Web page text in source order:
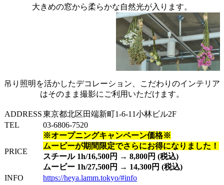
大きめの窓から柔らかな自然光が入ります。
吊り照明を活かしたデコレーション、こだわりのインテリア
はそのまま撮影にご利用いただけます。
ADDRESS東京都北区田端新町1-6-11小林ビル2F
TEL
03-6806-7520
PRICE
※オープニングキャンペーン価格※
ムービーが期間限定でさらにお得になりました！
スチール 1h/16,500円 → 8,800円 (税込)
ムービー 1h/27,500円 → 14,300円 (税込)
INFO
https://heya.lamm.tokyo/#info